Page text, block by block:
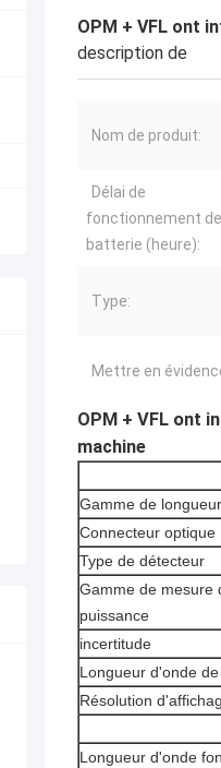
OPM + VFL ont
description de
Nom de produit:
Délai de
fonctionnement de
batterie (heure):
Type:
Mettre en
OPM + VFL ont
machine
Gamme de
Connecteur optique
Type de détecteur
Gamme de mesure
puissance
incertitude
Longueur d'onde
Résolution
Longueur d'onde